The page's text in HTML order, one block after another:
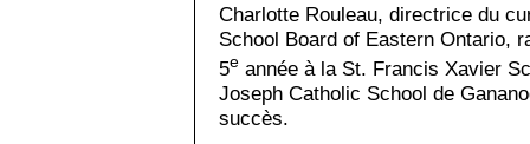
Charlotte Rouleau, directrice du
School Board of Eastern Ontario,
5e année à la St. Francis Xavier
Joseph Catholic School de
succès.